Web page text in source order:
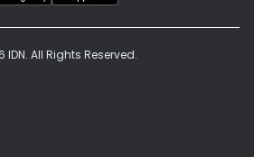
IDN. All Rights Reserved.